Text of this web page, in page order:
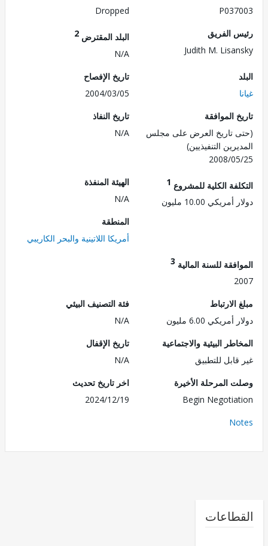
Dropped
الفريق
Judith M.
البلد المقترض
تاريخ الإفصاح
2004/03/05
الموافقة
تاريخ العرض على مجلس
التنفيذيين)
2008/
تاريخ النفاذ
N/A
الكلية للمشروع1
10.00 مليون
الهيئة المنفذة
أمريكا اللاتينية والبحر الكاريبي
للسنة المالية3
6.00 مليون
فئة التصنيف البيئي
البيئية والاجتماعية
للتطبيق
تاريخ الإقفال
المرحلة الأخيرة
Begin
اخر تاريخ تحديث
2024/12/19